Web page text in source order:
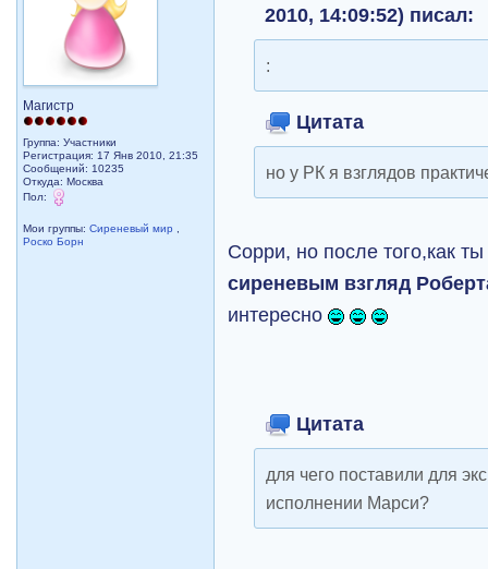
Магистр
Группа: Участники
Регистрация: 17 Янв 2010, 21:35
Сообщений: 10235
Откуда: Москва
Пол:
Мои группы:Сиреневый мир
Роско Борн
2010, 14:09:52) писал:
:
Цитата
но у РК я взглядов
Сорри, но после того,как
сиреневым взгляд
интересно
Цитата
для чего поставили для
исполнении Марси?